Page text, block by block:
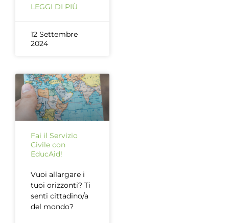
LEGGI DI PIÙ
12 Settembre
2024
Fai il Servizio
Civile con
EducAid!
Vuoi allargare i
tuoi orizzonti? Ti
senti cittadino/a
del mondo?